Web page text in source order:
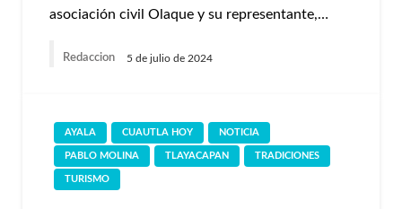
asociación civil Olaque y su representante,…
Redaccion 5 de julio de 2024
AYALA CUAUTLA HOY NOTICIA
PABLO MOLINA TLAYACAPAN TRADICIONES
TURISMO